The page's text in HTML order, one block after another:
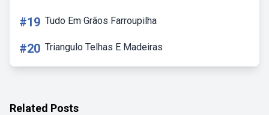
#19 Tudo Em Grãos Farroupilha
#20 Triangulo Telhas E Madeiras
Related Posts